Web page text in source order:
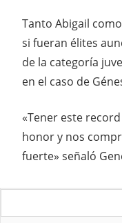
Tanto Abigail
si fueran élites
de la categoría
en el caso de
«Tener este
honor y nos
fuerte» señaló